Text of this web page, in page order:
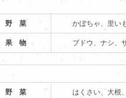
野 菜 かぼちゃ、里い
果 物 ブドウ、ナシ、
野 菜 はくさい、大根